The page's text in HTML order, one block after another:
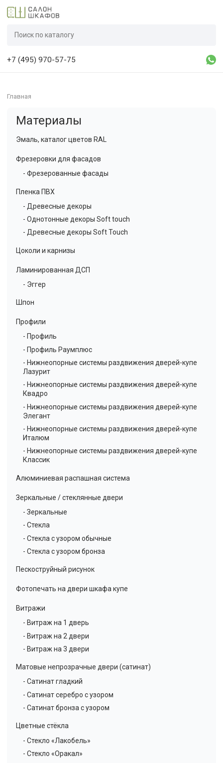
+7 (495) 970-57-75
Главная
Материалы
Эмаль, каталог цветов RAL
Фрезеровки для фасадов
- Фрезерованные фасады
Пленка ПВХ
- Древесные декоры
- Однотонные декоры Soft touch
- Древесные декоры Soft Touch
Цоколи и карнизы
Ламинированная ДСП
- Эггер
Шпон
Профили
- Профиль
- Профиль Раумплюс
- Нижнеопорные системы раздвижения дверей-купе
Лазурит
- Нижнеопорные системы раздвижения дверей-купе
Квадро
- Нижнеопорные системы раздвижения дверей-купе
Элегант
- Нижнеопорные системы раздвижения дверей-купе
Италюм
- Нижнеопорные системы раздвижения дверей-купе
Классик
Алюминиевая распашная система
Зеркальные / стеклянные двери
- Зеркальные
- Стекла
- Стекла с узором обычные
- Стекла с узором бронза
Пескоструйный рисунок
Фотопечать на двери шкафа купе
Витражи
- Витраж на 1 дверь
- Витраж на 2 двери
- Витраж на 3 двери
Матовые непрозрачные двери (сатинат)
- Сатинат гладкий
- Сатинат серебро с узором
- Сатинат бронза с узором
Цветные стёкла
- Стекло «Лакобель»
- Стекло «Оракал»